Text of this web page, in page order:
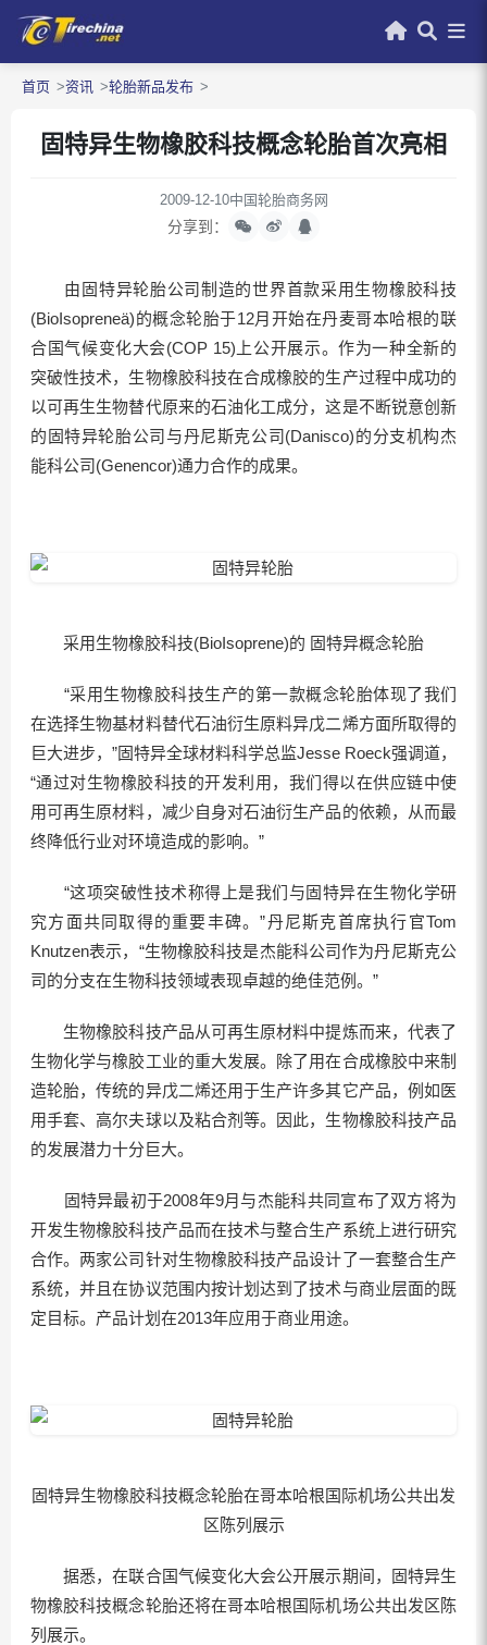
首页 资讯 轮胎新品发布
固特异生物橡胶科技概念轮胎首次亮相
2009-12-10中国轮胎商务网
分享到：
由固特异轮胎公司制造的世界首款采用生物橡胶科技
(BioIsopreneä)的概念轮胎于12月开始在丹麦哥本哈根的联
合国气候变化大会(COP 15)上公开展示。作为一种全新的
突破性技术，生物橡胶科技在合成橡胶的生产过程中成功的
以可再生生物替代原来的石油化工成分，这是不断锐意创新
的固特异轮胎公司与丹尼斯克公司(Danisco)的分支机构杰
能科公司(Genencor)通力合作的成果。
采用生物橡胶科技(BioIsoprene)的 固特异概念轮胎
“采用生物橡胶科技生产的第一款概念轮胎体现了我们
在选择生物基材料替代石油衍生原料异戊二烯方面所取得的
巨大进步，”固特异全球材料科学总监Jesse Roeck强调道，
“通过对生物橡胶科技的开发利用，我们得以在供应链中使
用可再生原材料，减少自身对石油衍生产品的依赖，从而最
终降低行业对环境造成的影响。”
“这项突破性技术称得上是我们与固特异在生物化学研
究方面共同取得的重要丰碑。”丹尼斯克首席执行官Tom
Knutzen表示，“生物橡胶科技是杰能科公司作为丹尼斯克公
司的分支在生物科技领域表现卓越的绝佳范例。”
生物橡胶科技产品从可再生原材料中提炼而来，代表了
生物化学与橡胶工业的重大发展。除了用在合成橡胶中来制
造轮胎，传统的异戊二烯还用于生产许多其它产品，例如医
用手套、高尔夫球以及粘合剂等。因此，生物橡胶科技产品
的发展潜力十分巨大。
固特异最初于2008年9月与杰能科共同宣布了双方将为
开发生物橡胶科技产品而在技术与整合生产系统上进行研究
合作。两家公司针对生物橡胶科技产品设计了一套整合生产
系统，并且在协议范围内按计划达到了技术与商业层面的既
定目标。产品计划在2013年应用于商业用途。
固特异生物橡胶科技概念轮胎在哥本哈根国际机场公共出发
区陈列展示
据悉，在联合国气候变化大会公开展示期间，固特异生
物橡胶科技概念轮胎还将在哥本哈根国际机场公共出发区陈
列展示。